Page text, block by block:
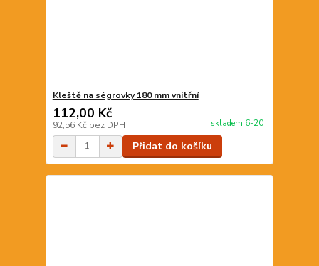
Kleště na ségrovky 180 mm vnitřní
112,00 Kč
92,56 Kč bez DPH skladem 6-20
Přidat do košíku